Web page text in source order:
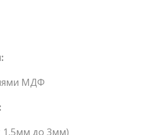
МДФ
1,5мм до 3мм)